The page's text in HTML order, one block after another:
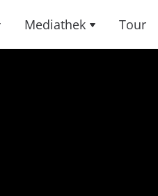
Mediathek Tour